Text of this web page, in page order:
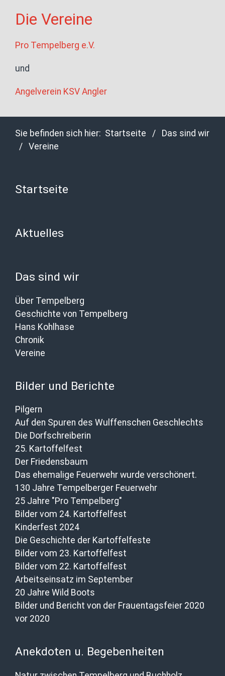
Die Vereine
Pro Tempelberg e.V.
und
Angelverein KSV Angler
Sie befinden sich hier: Startseite /
Das sind wir
/ Vereine
Startseite
Aktuelles
Das sind wir
Über Tempelberg
Geschichte von Tempelberg
Hans Kohlhase
Chronik
Vereine
Bilder und Berichte
Pilgern
Auf den Spuren des Wulffenschen Geschlechts
Die Dorfschreiberin
25. Kartoffelfest
Der Friedensbaum
Das ehemalige Feuerwehr wurde verschönert.
130 Jahre Tempelberger Feuerwehr
25 Jahre "Pro Tempelberg"
Bilder vom 24. Kartoffelfest
Kinderfest 2024
Die Geschichte der Kartoffelfeste
Bilder vom 23. Kartoffelfest
Bilder vom 22. Kartoffelfest
Arbeitseinsatz im September
20 Jahre Wild Boots
Bilder und Bericht von der Frauentagsfeier 2020
vor 2020
Anekdoten u. Begebenheiten